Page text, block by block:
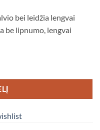
bei leidžia lengvai
be lipnumo, lengvai